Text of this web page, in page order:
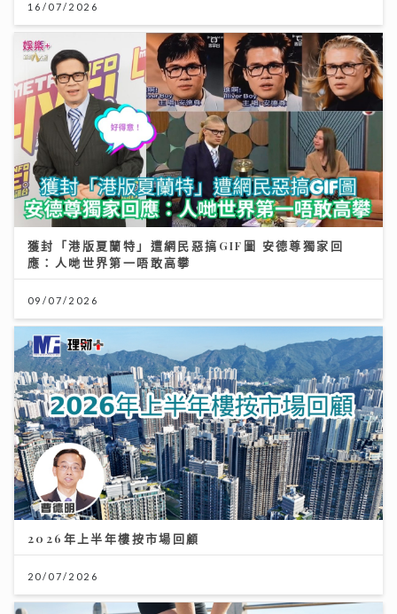
16/07/2026
獲封「港版夏蘭特」遭網民惡搞GIF圖 安德尊獨家回
應：人哋世界第一唔敢高攀
09/07/2026
2026年上半年樓按市場回顧
20/07/2026